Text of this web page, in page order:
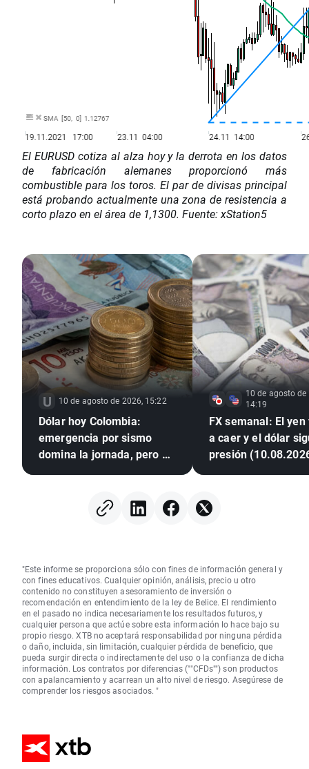
El EURUSD cotiza al alza hoy y la derrota en los datos
de fabricación alemanes proporcionó más
combustible para los toros. El par de divisas principal
está probando actualmente una zona de resistencia a
corto plazo en el área de 1,1300. Fuente: xStation5
10 de agosto de 2026, 15:22
Dólar hoy Colombia:
emergencia por sismo
domina la jornada, pero el
10 de agosto de
14:19
FX semanal: El
a caer y el dólar
presión
"Este informe se proporciona sólo con fines de información general y
con fines educativos. Cualquier opinión, análisis, precio u otro
contenido no constituyen asesoramiento de inversión o
recomendación en entendimiento de la ley de Belice. El rendimiento
en el pasado no indica necesariamente los resultados futuros, y
cualquier persona que actúe sobre esta información lo hace bajo su
propio riesgo. XTB no aceptará responsabilidad por ninguna pérdida
o daño, incluida, sin limitación, cualquier pérdida de beneficio, que
pueda surgir directa o indirectamente del uso o la confianza de dicha
información. Los contratos por diferencias (""CFDs"") son productos
con apalancamiento y acarrean un alto nivel de riesgo. Asegúrese de
comprender los riesgos asociados. "